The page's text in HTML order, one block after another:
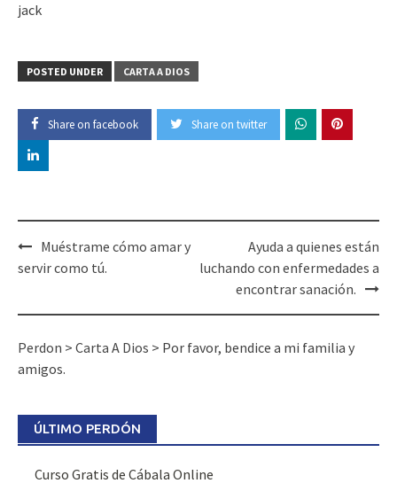
jack
POSTED UNDER CARTA A DIOS
Share on facebook Share on twitter
Post
navigation
Muéstrame cómo amar y
servir como tú.
Ayuda a quienes están
luchando con enfermedades a
encontrar sanación.
Perdon > Carta A Dios > Por favor, bendice a mi familia y
amigos.
ÚLTIMO PERDÓN
Curso Gratis de Cábala Online